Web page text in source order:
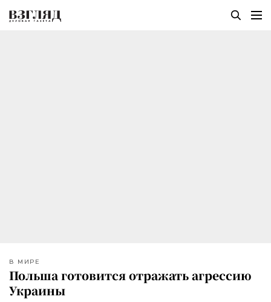
В МИРЕ
Польша готовится отражать агрессию
Украины